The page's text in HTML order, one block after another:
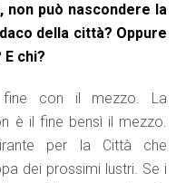
non può nascondere la
della città? Oppure
chi?
fine con il mezzo. La
è il fine bensì il mezzo.
per la Città che
dei prossimi lustri. Se i